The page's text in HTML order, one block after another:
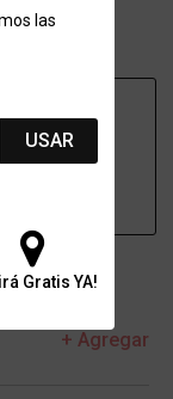
las
USAR
Gratis YA!
+ Agregar